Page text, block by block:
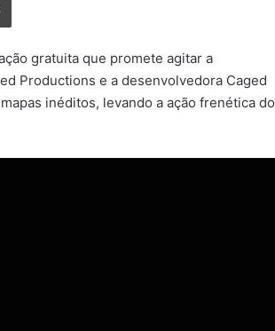
gratuita que promete agitar a
Productions e a desenvolvedora Caged
inéditos, levando a ação frenética do